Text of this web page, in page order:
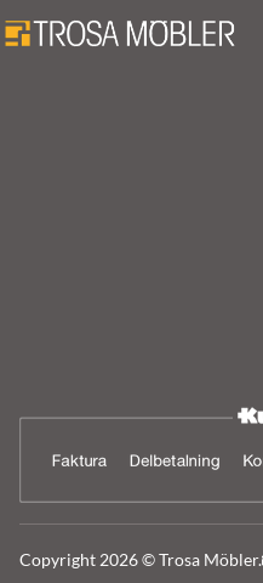
Copyright 2026 © Trosa Möbler.